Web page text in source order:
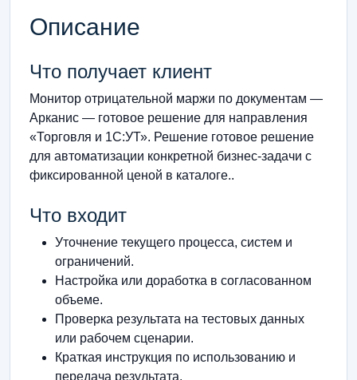
Описание
Что получает клиент
Монитор отрицательной маржи по документам —
Арканис — готовое решение для направления
«Торговля и 1С:УТ». Решение готовое решение
для автоматизации конкретной бизнес-задачи с
фиксированной ценой в каталоге..
Что входит
Уточнение текущего процесса, систем и
ограничений.
Настройка или доработка в согласованном
объеме.
Проверка результата на тестовых данных
или рабочем сценарии.
Краткая инструкция по использованию и
передача результата.